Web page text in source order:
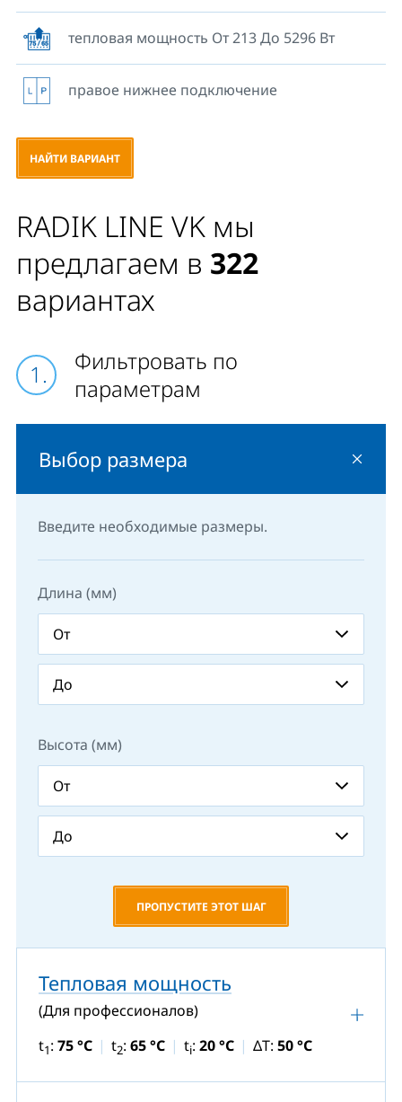
являются панельные отопительные приборы
высотой 200 мм, у которых нет приваренных скоб с
задней стороны.
тепловая мощность От 213 До 5296 Вт
правое нижнее подключение
НАЙТИ ВАРИАНТ
RADIK LINE VK мы
предлагаем в 322
вариантах
Фильтровать по
параметрам
Выбор размера
Введите необходимые размеры.
Длина (мм)
Высота (мм)
ПРОПУСТИТЕ ЭТОТ ШАГ
Тепловая мощность
(Для профессионалов)
t1: 75 °C t2: 65 °C ti: 20 °C ΔT: 50 °C